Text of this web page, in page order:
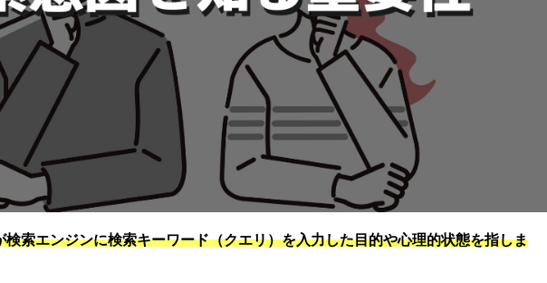
検索エンジンに検索キーワード（クエリ）を入力した目的や心理的状態を指しま